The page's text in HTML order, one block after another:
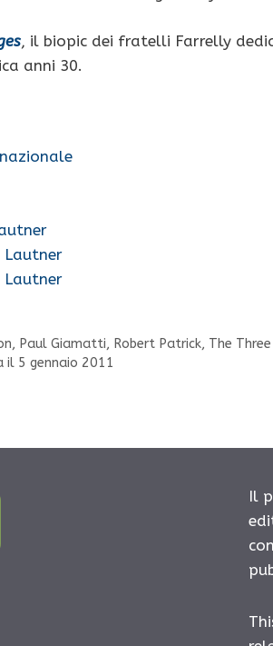
, il biopic dei fratelli Farrelly
anni 30.
Lautner
Lautner
, Paul Giamatti, Robert Patrick, The
il 5 gennaio 2011
Il